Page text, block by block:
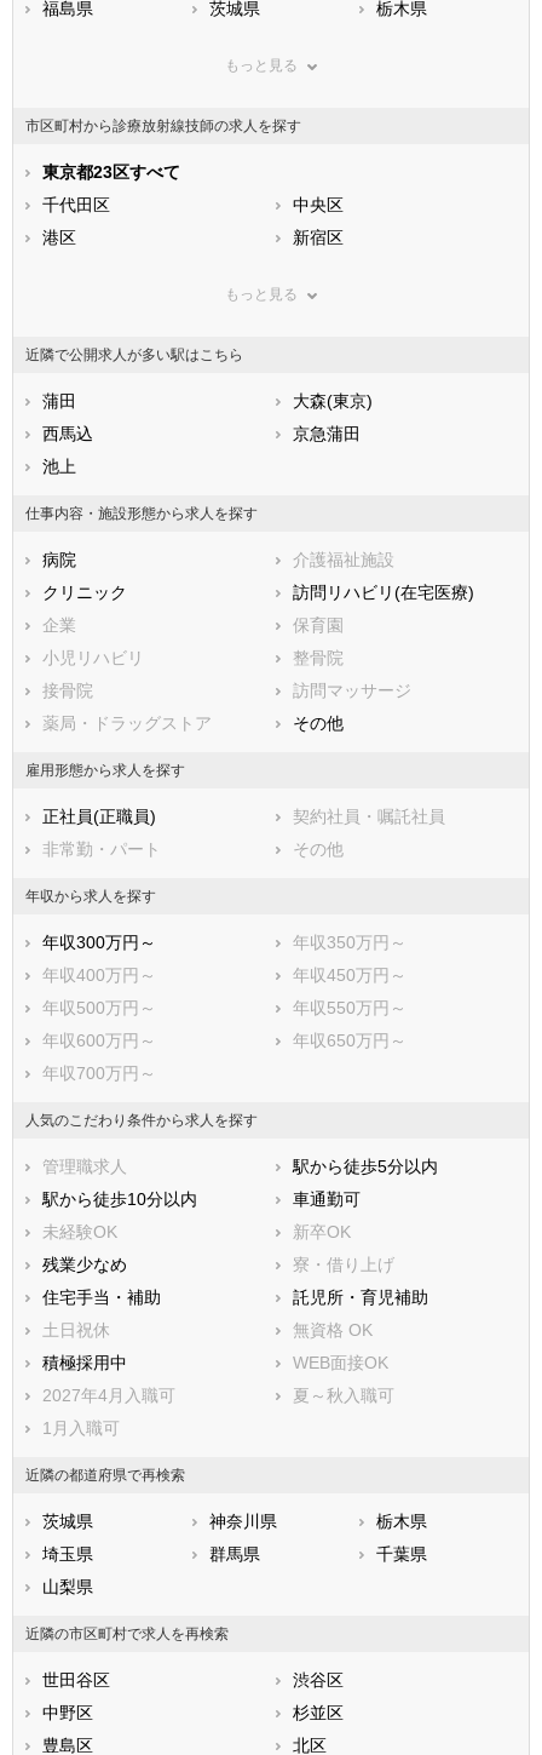
福島県 茨城県
栃木県
神奈川県
石川県
福井県
静岡県
滋賀県
兵庫県
山口県
福岡県
佐賀県
熊本県
鹿児島県
もっと見る
市区町村から診療放射線技師の求人を探す
東京都23区すべて
千代田区
中央区
港区
新宿区
江東区
大田区
渋谷区
中野区
杉並区
豊島区
北区
江戸川区
市部
八王子市
立川市
武蔵野市
三鷹市
青梅市
府中市
昭島市
調布市
町田市
東村山市
国分寺市
国立市
福生市
狛江市
武蔵村山市
多摩市
稲城市
羽村市
あきる野市
西東京市
西多摩郡瑞穂町
西多摩郡日の出町
西多摩郡檜原村
大島町
新島村
神津島村
御蔵島村
青ヶ島村
小笠原村
もっと見る
近隣で公開求人が多い駅はこちら
蒲田
大森(東京)
西馬込
京急蒲田
池上
仕事内容・施設形態から求人を探す
病院
介護福祉施設
クリニック
訪問リハビリ(在宅医療)
企業
保育園
小児リハビリ
整骨院
接骨院
訪問マッサージ
薬局・ドラッグストア
その他
雇用形態から求人を探す
正社員(正職員)
契約社員・嘱託社員
非常勤・パート
その他
年収から求人を探す
年収300万円～
年収350万円～
年収400万円～
年収450万円～
年収500万円～
年収550万円～
年収600万円～
年収650万円～
年収700万円～
人気のこだわり条件から求人を探す
管理職求人
駅から徒歩5分以内
駅から徒歩10分以内
車通勤可
未経験OK
新卒OK
残業少なめ
寮・借り上げ
住宅手当・補助
託児所・育児補助
土日祝休
無資格 OK
積極採用中
WEB面接OK
2027年4月入職可
夏～秋入職可
1月入職可
近隣の都道府県で再検索
茨城県 神奈川県
栃木県
埼玉県
群馬県
千葉県
山梨県
近隣の市区町村で求人を再検索
世田谷区
渋谷区
中野区
杉並区
豊島区
北区